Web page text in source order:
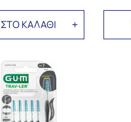
ΣΤΟ ΚΑΛΑΘΙ